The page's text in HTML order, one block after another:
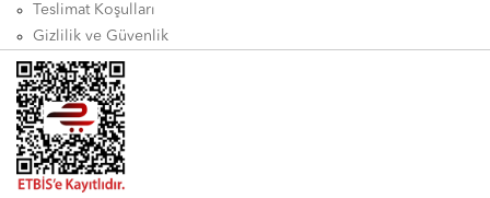
Teslimat Koşulları
Gizlilik ve Güvenlik